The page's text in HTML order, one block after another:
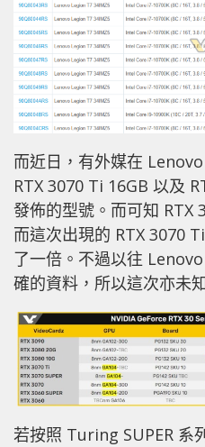
而近日，有外媒在
RTX 3070 Ti 16GB 以及
發佈的型號。而可知 RTX
而這次出現的 RTX 3070
了一倍。不過以往
確的資料，所以這次亦未
若按照 Turing SUPER 系